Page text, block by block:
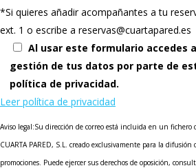
*Si quieres añadir acompañantes a tu
ext. 1 o escribe a reservas@cuartapared.es
Al usar este formulario accedes
gestión de tus datos por parte de
política de privacidad.
Leer política de privacidad
Aviso legal:Su dirección de correo está incluida en un fichero
CUARTA PARED, S.L. creado exclusivamente para la
promociones. Puede ejercer sus derechos de oposición,